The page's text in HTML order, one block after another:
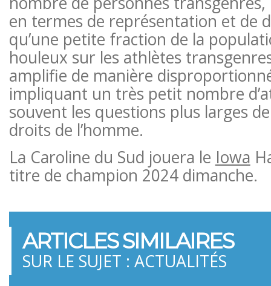
en termes de représentation et de
qu’une petite fraction de la
houleux sur les athlètes
amplifie de manière
impliquant un très petit nombre
souvent les questions plus larges
droits de l’homme.
La Caroline du Sud jouera le Iowa
titre de champion 2024 dimanche.
ARTICLES SIMILAIRES
SUR LE SUJET : ACTUALITÉS